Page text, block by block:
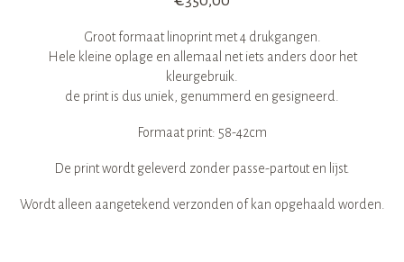
Groot formaat linoprint met 4 drukgangen.
Hele kleine oplage en allemaal net iets anders door het
kleurgebruik.
de print is dus uniek, genummerd en gesigneerd.
Formaat print: 58-42cm
De print wordt geleverd zonder passe-partout en lijst.
Wordt alleen aangetekend verzonden of kan opgehaald worden.